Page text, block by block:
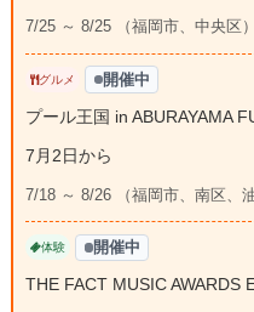
7/25 ～ 8/25 （福岡市、中央区）
グルメ 開催中
プール王国 in ABURAYAMA
7月2日から
7/18 ～ 8/26 （福岡市、南区、油
体験 開催中
THE FACT MUSIC AWARDS